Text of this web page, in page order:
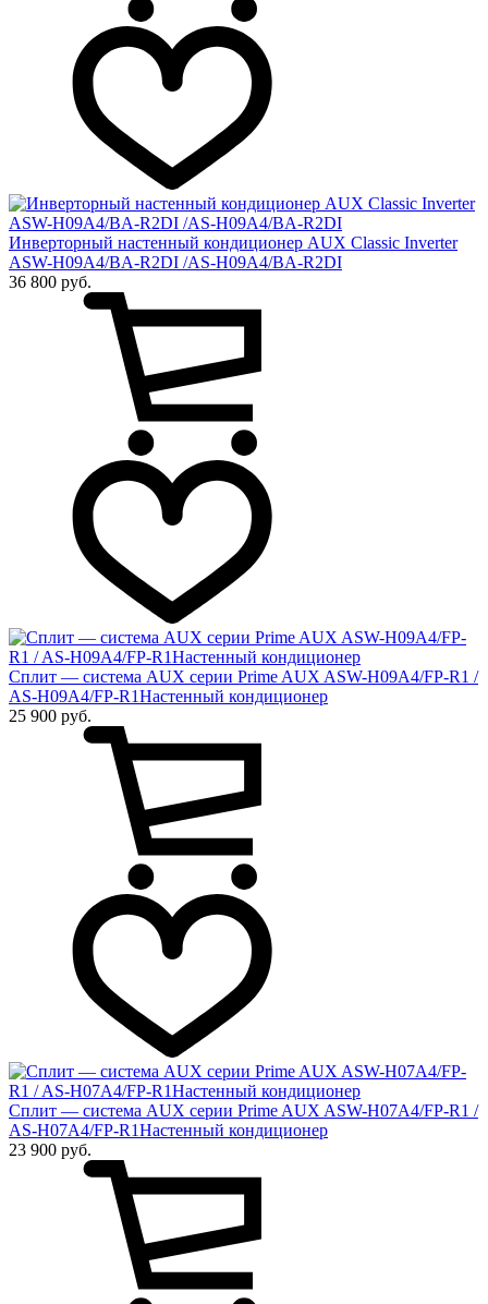
Инверторный настенный кондиционер AUX Сlassic Inverter
ASW-H09A4/BA-R2DI /AS-H09A4/BA-R2DI
36 800 руб.
Сплит — система AUX серии Prime AUX ASW-H09A4/FP-R1 /
AS-H09A4/FP-R1Настенный кондиционер
25 900 руб.
Сплит — система AUX серии Prime AUX ASW-H07A4/FP-R1 /
AS-H07A4/FP-R1Настенный кондиционер
23 900 руб.